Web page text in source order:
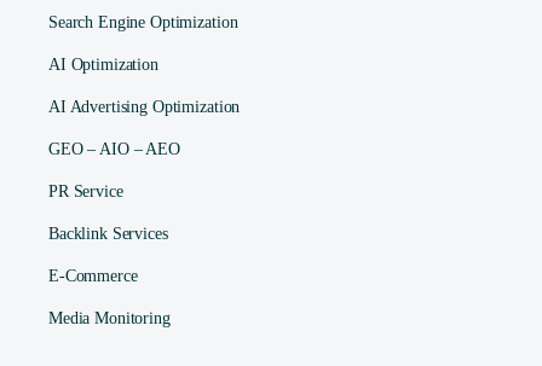
Search Engine Optimization
AI Optimization
AI Advertising Optimization
GEO – AIO – AEO
PR Service
Backlink Services
E-Commerce
Media Monitoring